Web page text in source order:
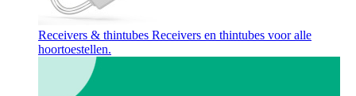
Receivers & thintubes Receivers en thintubes voor alle
hoortoestellen.